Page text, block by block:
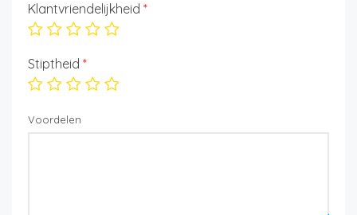
Klantvriendelijkheid *
Stiptheid *
Voordelen